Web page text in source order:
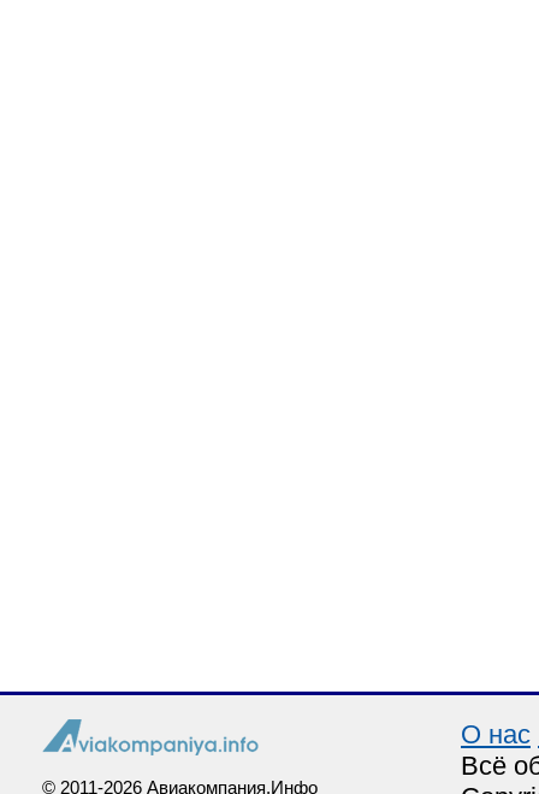
© 2011-2026 Авиакомпания.Инфо
О нас
Всё